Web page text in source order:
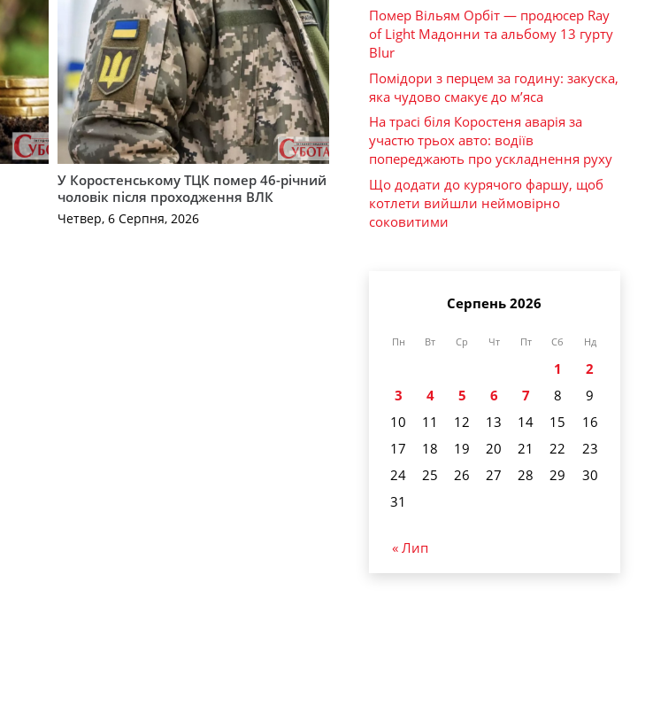
У Коростенському ТЦК помер 46-річний
чоловік після проходження ВЛК
Четвер, 6 Серпня, 2026
Помер Вільям Орбіт — продюсер Ray
of Light Мадонни та альбому 13 гурту
Blur
Помідори з перцем за годину: закуска,
яка чудово смакує до м’яса
На трасі біля Коростеня аварія за
участю трьох авто: водіїв
попереджають про ускладнення руху
Що додати до курячого фаршу, щоб
котлети вийшли неймовірно
соковитими
Серпень 2026
Пн Вт Ср Чт Пт Сб Нд
1
2
3
4 5 6 7 8
9
10
11 12 13 14 15
16
17
18 19 20 21 22
23
24
25 26 27 28 29
30
31
« Лип